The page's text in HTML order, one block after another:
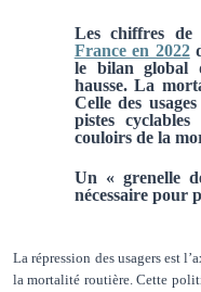
Les chiffres de
France en 2022
le bilan global
hausse. La
Celle des
pistes
couloirs de la
Un « grenelle
nécessaire pour
La répression des usagers est
la mortalité routière. Cette